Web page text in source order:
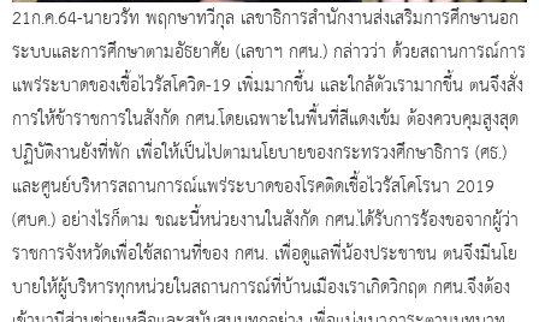
21ก.ค.64-นายวรัท พฤกษาทวีกุล เลขาธิการสำนักงานส่งเสริมการศึกษานอก
ระบบและการศึกษาตามอัธยาศัย (เลขาฯ กศน.) กล่าวว่า ด้วยสถานการณ์การ
แพร่ระบาดของเชื้อไวรัสโควิด-19 เพิ่มมากขึ้น และใกล้ตัวเรามากขึ้น ตนจึงสั่ง
การให้ข้าราชการในสังกัด กศน.โดยเฉพาะในพื้นที่สีแดงเข้ม ต้องควบคุมสูงสุด
ปฏิบัติงานยังที่พัก เพื่อให้เป็นไปตามนโยบายของกระทรวงศึกษาธิการ (ศธ.)
และศูนย์บริหารสถานการณ์แพร่ระบาดของโรคติดเชื้อไวรัสโคโรนา 2019
(ศบค.) อย่างไรก็ตาม ขณะนี้หน่วยงานในสังกัด กศน.ได้รับการร้องขอจากผู้ว่า
ราชการจังหวัดเพื่อใช้สถานที่ของ กศน. เพื่อดูแลพี่น้องประชาชน ตนจึงมีนโย
บายให้ผู้บริหารทุกหน่วยในสถานการณ์ที่บ้านเมืองเราเกิดวิกฤต กศน.จึงต้อง